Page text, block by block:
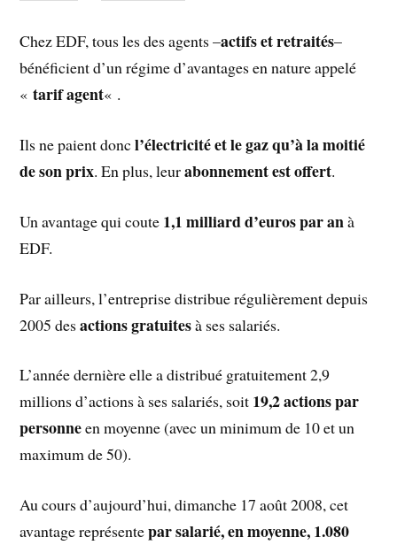
Chez EDF, tous les des agents –actifs et retraités–
bénéficient d’un régime d’avantages en nature appelé
«tarif agent« .
Ils ne paient doncl’électricité et le gaz qu’à la moitié
de son prix. En plus, leurabonnement est offert.
Un avantage qui coute 1,1 milliard d’euros par anà
EDF.
Par ailleurs, l’entreprise distribue régulièrement depuis
2005 desactions gratuitesà ses salariés.
L’année dernière elle a distribué gratuitement 2,9
millions d’actions à ses salariés, soit 19,2 actions par
personneen moyenne (avec un minimum de 10 et un
maximum de 50).
Au cours d’aujourd’hui, dimanche 17 août 2008, cet
avantage représentepar salarié, en moyenne, 1.080